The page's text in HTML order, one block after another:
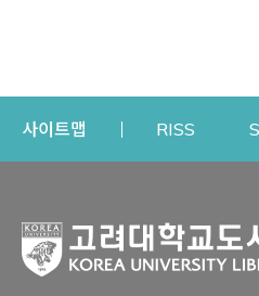
사이트맵 RISS Opens
자료찾기